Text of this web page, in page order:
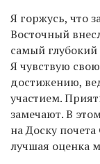
Я горжусь, что
Восточный
самый
Я чувствую
достижению,
участием.
замечают. В
на Доску
лучшая оценка